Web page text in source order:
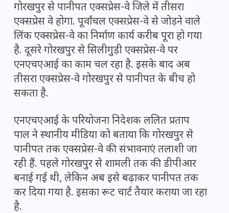
गोरखपुर से पानीपत एक्सप्रेस-वे जिले में तीसरा
एक्सप्रेस वे होगा. पूर्वांचल एक्सप्रेस-वे से जोड़ने वाले
लिंक एक्सप्रेस-वे का निर्माण कार्य करीब पूरा हो गया
है. दूसरे गोरखपुर से सिलीगुड़ी एक्सप्रेस-वे पर
एनएचएआई का काम चल रहा है. इसके बाद अब
तीसरा एक्सप्रेस-वे गोरखपुर से पानीपत के बीच हो
सकता है.
एनएचएआई के परियोजना निदेशक ललित प्रताप
पाल ने स्थानीय मीडिया को बताया कि गोरखपुर से
पानीपत तक एक्सप्रेस-वे की संभावनाएं तलाशी जा
रही हैं. पहले गोरखपुर से शामली तक की डीपीआर
बनाई गई थी, लेकिन अब इसे बढ़ाकर पानीपत तक
कर दिया गया है. इसका रूट चार्ट तैयार कराया जा रहा
है.